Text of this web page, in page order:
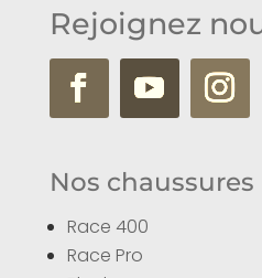
Rejoignez
Nos chaussures
Race 400
Race Pro